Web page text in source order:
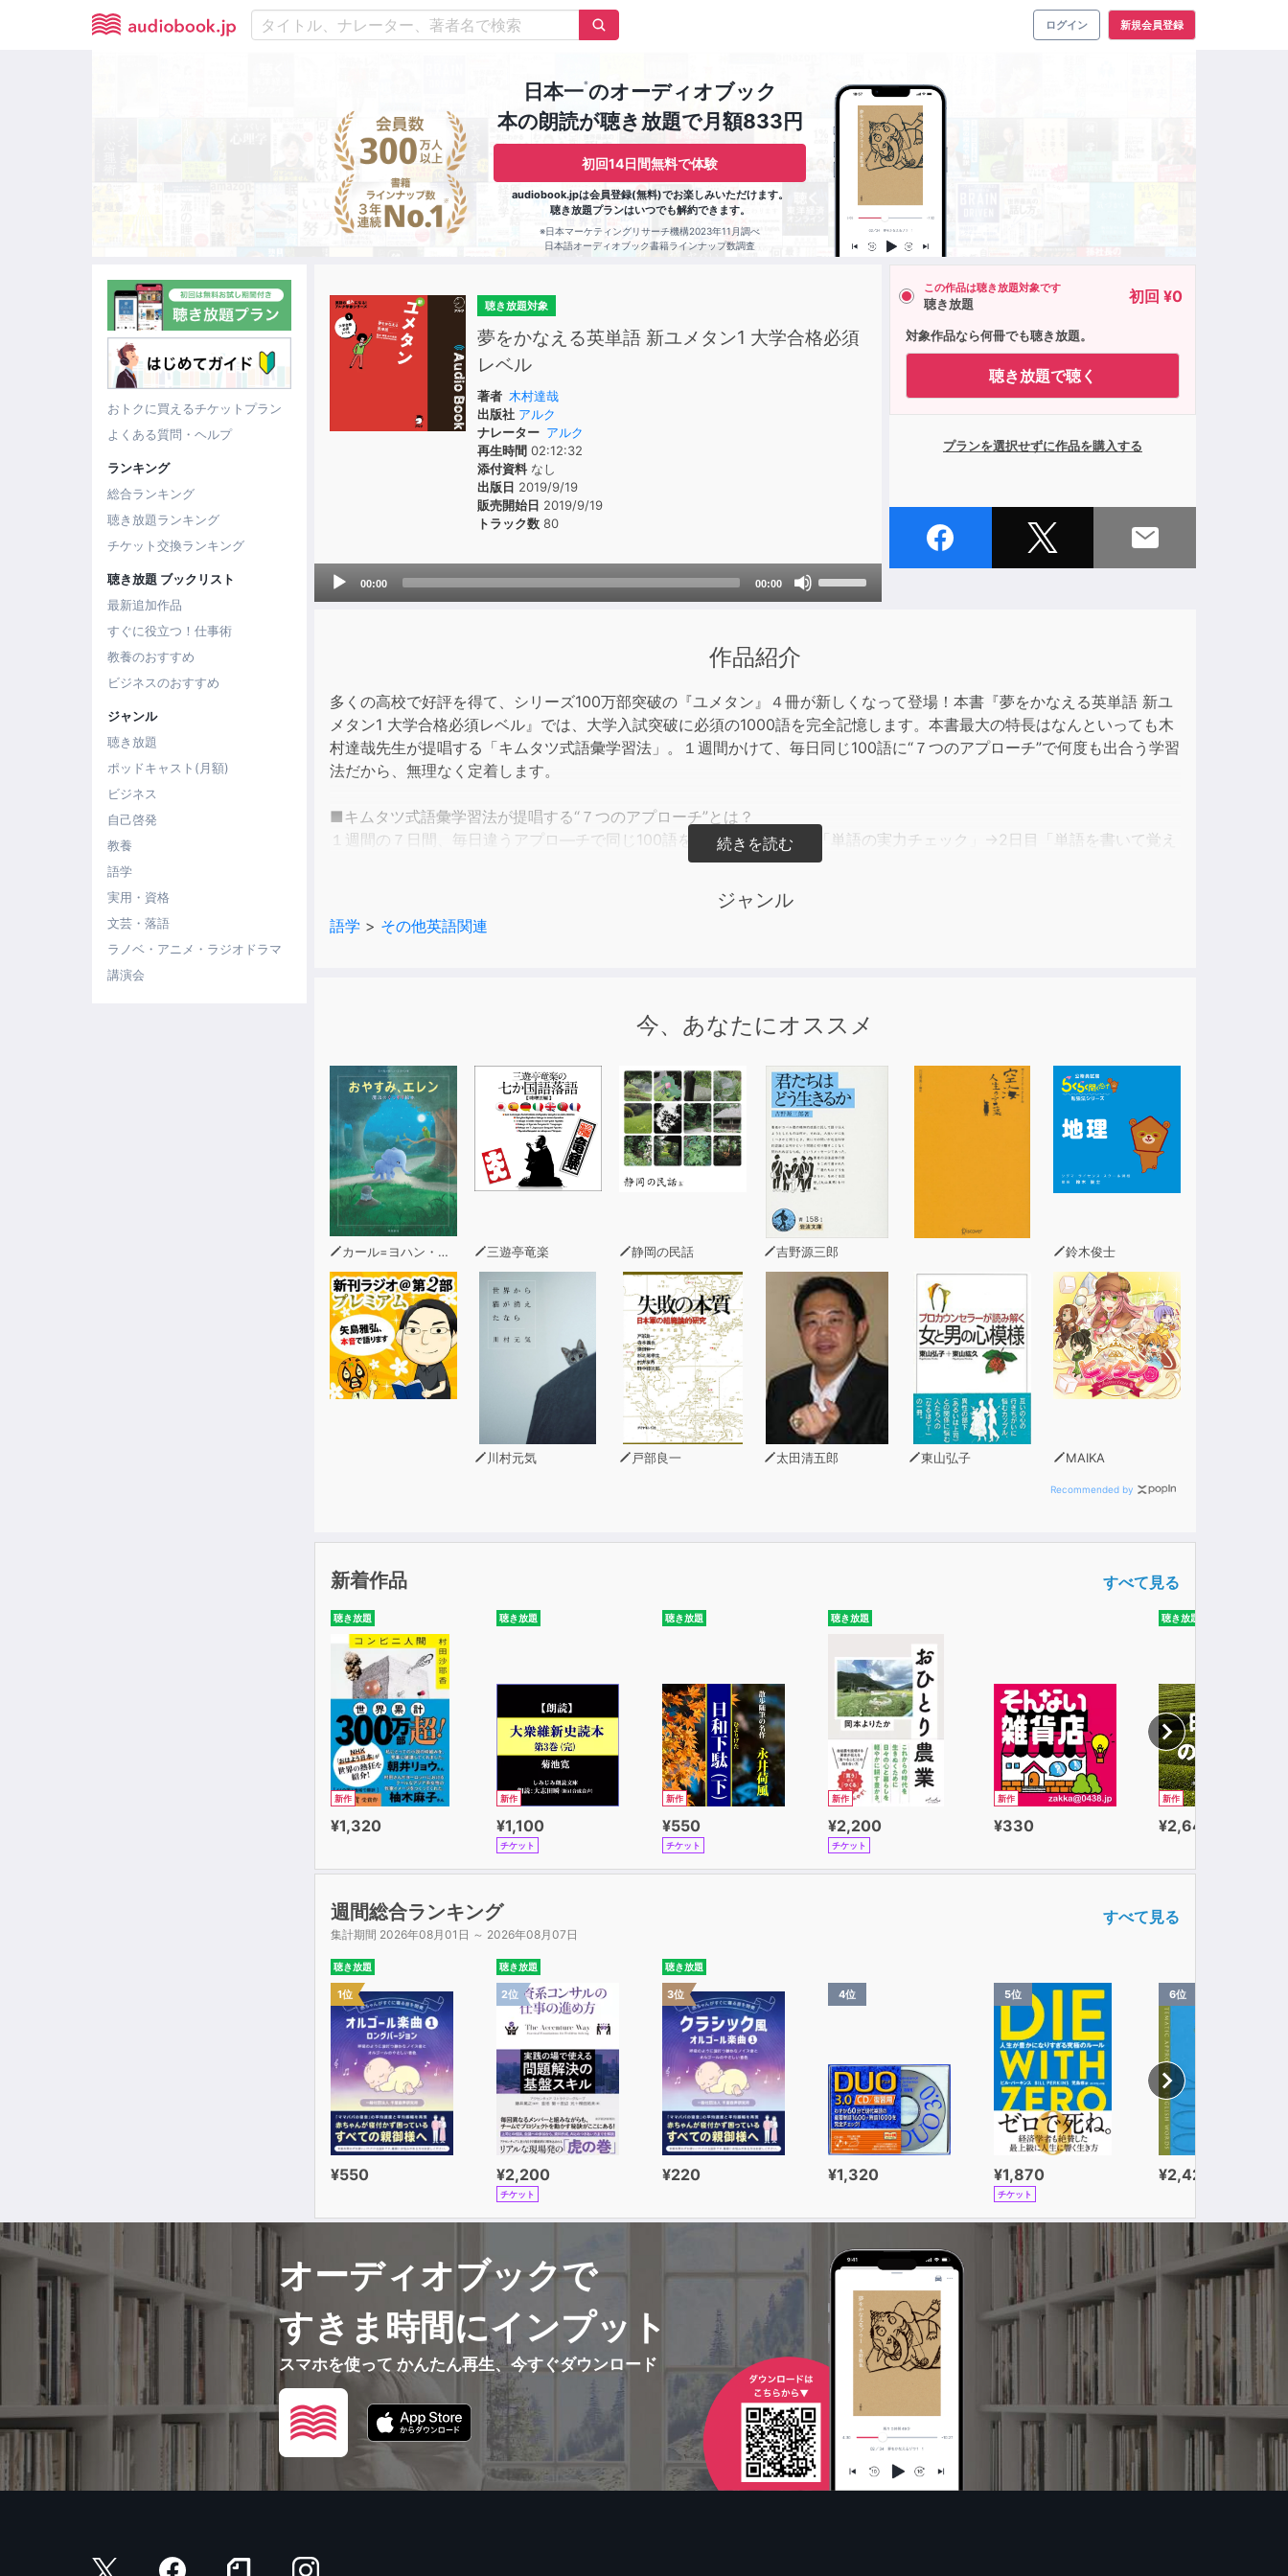
ログイン 新規会員登録
日本一※のオーディオブック
本の朗読が聴き放題で月額833円
初回14日間無料で体験
audiobook.jpは会員登録(無料)でお楽しみいただけます。
聴き放題プランはいつでも解約できます。
※日本マーケティングリサーチ機構2023年11月調べ
日本語オーディオブック書籍ラインナップ数調査
おトクに買えるチケットプラン
よくある質問・ヘルプ
ランキング
総合ランキング
聴き放題ランキング
チケット交換ランキング
聴き放題 ブックリスト
最新追加作品
すぐに役立つ！仕事術
教養のおすすめ
ビジネスのおすすめ
ジャンル
聴き放題
ポッドキャスト(月額)
ビジネス
自己啓発
教養
語学
実用・資格
文芸・落語
ラノベ・アニメ・ラジオドラマ
講演会
聴き放題対象
夢をかなえる英単語 新ユメタン1 大学合格必須
レベル
著者 木村達哉
出版社 アルク
ナレーター アルク
再生時間 02:12:32
添付資料なし
出版日 2019/9/19
販売開始日 2019/9/19
トラック数 80
Audio
00:00 00:00
or
decrease
volume.
この作品は聴き放題対象です
聴き放題 初回 ¥0
対象作品なら何冊でも聴き放題。
聴き放題で聴く
プランを選択せずに作品を購入する
作品紹介
多くの高校で好評を得て、シリーズ100万部突破の『ユメタン』４冊が新しくなって登場！本書『夢をかなえる英単語 新ユ
メタン1 大学合格必須レベル』では、大学入試突破に必須の1000語を完全記憶します。本書最大の特長はなんといっても木
村達哉先生が提唱する「キムタツ式語彙学習法」。１週間かけて、毎日同じ100語に“７つのアプローチ”で何度も出合う学習
法だから、無理なく定着します。
■キムタツ式語彙学習法が提唱する“７つのアプローチ”とは？
１週間の７日間、毎日違うアプロ―チで同じ100語を学びます。１日目「単語の実力チェック」→2日目「単語を書いて覚え
る」→３日目「単語のクイックレスポンス」→４日目「フレーズの実力チェック」→5日目「フレーズを書いて覚える」→６
■「クイックレスポンス」で徹底反復！
■『新ユメタン』になって、より覚えやすくなった！
より覚えやすくなった効果を、ぜひ体験してください。
■収録内容：音声は「日本語→英語」の順に収録されているので、「クイックレスポンス」トレーニングと、覚えたかどう
かの確認テストに使用可能。
※本書は2008年10月に刊行された『夢をかなえる英単語 ユメタン1 センター試験レベル』を増補・改訂したものです。
※対象レベル：英語初級～中堅私大レベル
※本商品は書籍のCD音声と同内容です。また、テキスト情報は含まれておりません。
ジャンル
語学 > その他英語関連
今、あなたにオススメ
カール=ヨハン・エリーン（著） 三遊亭竜楽 静岡の民話 吉野源三郎 鈴木俊士
川村元気 戸部良一 太田清五郎 東山弘子 MAIKA
Recommended by
新着作品 すべて見る
聴き放題
新作
¥1,320
聴き放題
新作
¥1,100
チケット
聴き放題
新作
¥550
チケット
聴き放題
新作
¥2,200
チケット
新作
¥330
聴き放題
新作
¥2,640
週間総合ランキング
集計期間 2026年08月01日 ～ 2026年08月07日
すべて見る
聴き放題
1位
¥550
聴き放題
2位
¥2,200
チケット
聴き放題
3位
¥220
4位
¥1,320
5位
¥1,870
チケット
6位
¥2,420
オーディオブックで
すきま時間にインプット
スマホを使って かんたん再生、今すぐダウンロード